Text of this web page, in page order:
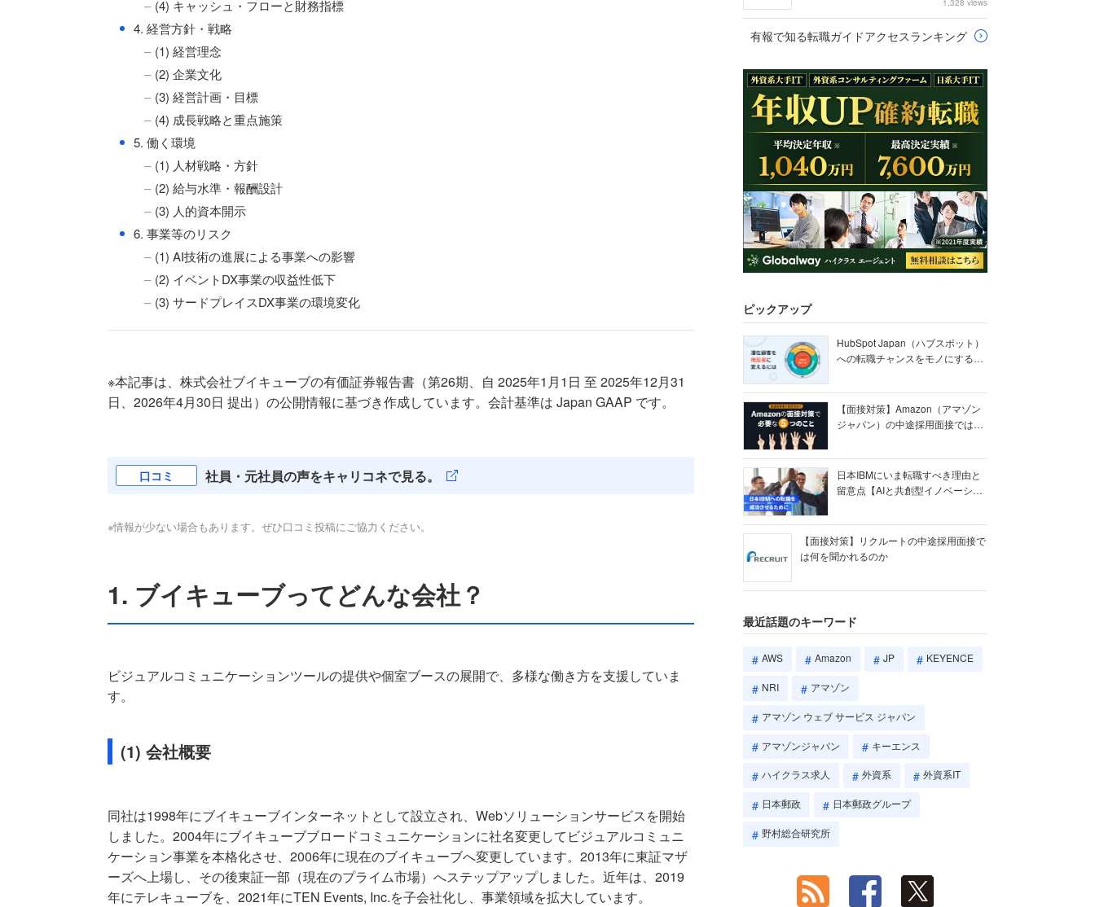
(4) キャッシュ・フローと財務指標
● 4. 経営方針・戦略
(1) 経営理念
(2) 企業文化
(3) 経営計画・目標
(4) 成長戦略と重点施策
● 5. 働く環境
(1) 人材戦略・方針
(2) 給与水準・報酬設計
(3) 人的資本開示
● 6. 事業等のリスク
(1) AI技術の進展による事業への影響
(2) イベントDX事業の収益性低下
(3) サードプレイスDX事業の環境変化
※本記事は、株式会社ブイキューブの有価証券報告書（第26期、自 2025年1月1日 至 2025年12月31
日、2026年4月30日 提出）の公開情報に基づき作成しています。会計基準は Japan GAAP です。
口コミ 社員・元社員の声をキャリコネで見る。
※情報が少ない場合もあります。ぜひ口コミ投稿にご協力ください。
1. ブイキューブってどんな会社？
ビジュアルコミュニケーションツールの提供や個室ブースの展開で、多様な働き方を支援していま
す。
(1) 会社概要
同社は1998年にブイキューブインターネットとして設立され、Webソリューションサービスを開始
しました。2004年にブイキューブブロードコミュニケーションに社名変更してビジュアルコミュニ
ケーション事業を本格化させ、2006年に現在のブイキューブへ変更しています。2013年に東証マザ
ーズへ上場し、その後東証一部（現在のプライム市場）へステップアップしました。近年は、2019
年にテレキューブを、2021年にTEN Events, Inc.を子会社化し、事業領域を拡大しています。
1,328 views
有報で知る転職ガイドアクセスランキング
ピックアップ
HubSpot Japan（ハブスポット）
への転職チャンスをモノにする
【面接対策】Amazon（アマゾン
ジャパン）の中途採用面接では何
日本IBMにいま転職すべき理由と
留意点【AIと共創型イノベーショ
【面接対策】リクルートの中途採用面接で
は何を聞かれるのか
最近話題のキーワード
AWS Amazon JP KEYENCE
NRI アマゾン
アマゾン ウェブ サービス ジャパン
アマゾンジャパン キーエンス
ハイクラス求人 外資系 外資系IT
日本郵政 日本郵政グループ
野村総合研究所